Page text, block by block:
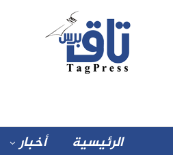
الرئيسية أخبار